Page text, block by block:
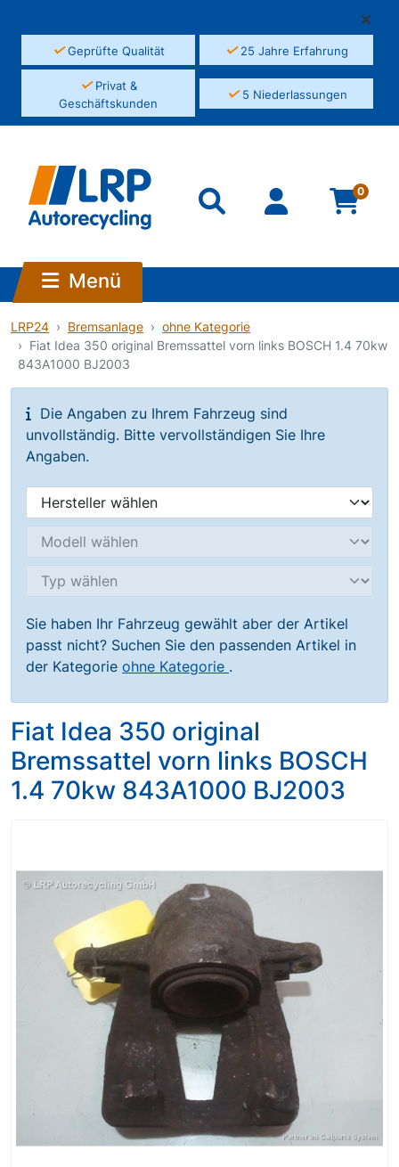
✓Geprüfte Qualität ✓25 Jahre Erfahrung
✓Privat &
Geschäftskunden
✓5 Niederlassungen
0
Menü
LRP24 Bremsanlage
ohne Kategorie
Fiat Idea 350 original Bremssattel vorn links BOSCH 1.4 70kw
843A1000 BJ2003
Die Angaben zu Ihrem Fahrzeug sind
unvollständig. Bitte vervollständigen Sie Ihre
Angaben.
Sie haben Ihr Fahrzeug gewählt aber der Artikel
passt nicht? Suchen Sie den passenden Artikel in
der Kategorie ohne Kategorie .
Fiat Idea 350 original
Bremssattel vorn links BOSCH
1.4 70kw 843A1000 BJ2003